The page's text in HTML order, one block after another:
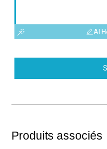
AI
Produits associés